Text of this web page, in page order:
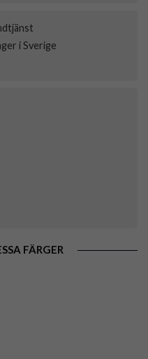
i Sverige
FÄRGER